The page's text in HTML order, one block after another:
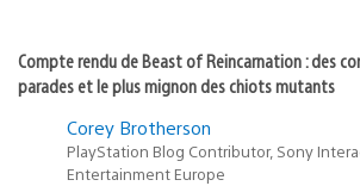
Compte rendu de Beast of Reincarnation : des
parades et le plus mignon des chiots mutants
Corey Brotherson
PlayStation Blog Contributor, Sony
Entertainment Europe